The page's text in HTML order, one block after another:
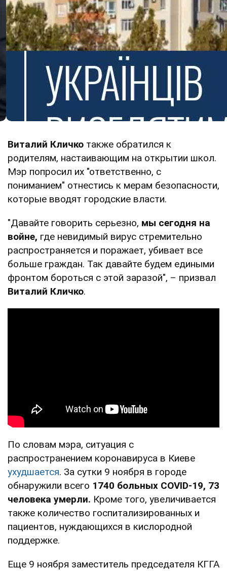
Виталий Кличко также обратился к
родителям, настаивающим на открытии школ.
Мэр попросил их "ответственно, с
пониманием" отнестись к мерам безопасности,
которые вводят городские власти.
"Давайте говорить серьезно, мы сегодня на
войне, где невидимый вирус стремительно
распространяется и поражает, убивает все
больше граждан. Так давайте будем едиными
фронтом бороться с этой заразой", – призвал
Виталий Кличко.
По словам мэра, ситуация с
распространением коронавируса в Киеве
ухудшается. За сутки 9 ноября в городе
обнаружили всего 1740 больных COVID-19, 73
человека умерли. Кроме того, увеличивается
также количество госпитализированных и
пациентов, нуждающихся в кислородной
поддержке.
Еще 9 ноября заместитель председателя КГГА